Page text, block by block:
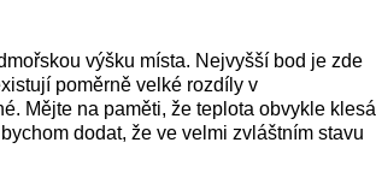
výšku místa. Nejvyšší bod je zde
poměrně velké rozdíly v
Mějte na paměti, že teplota obvykle klesá
dodat, že ve velmi zvláštním stavu